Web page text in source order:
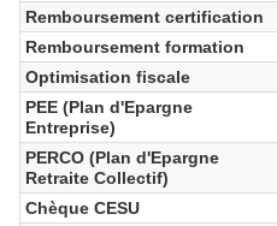
Remboursement certification
Remboursement formation
Optimisation fiscale
PEE (Plan d'Epargne
Entreprise)
PERCO (Plan d'Epargne
Retraite Collectif)
Chèque CESU